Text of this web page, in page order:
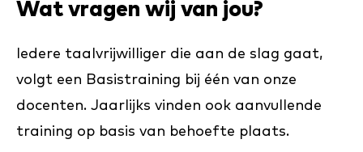
Wat vragen wij van jou?
Iedere taalvrijwilliger die aan de slag gaat,
volgt een Basistraining bij één van onze
docenten. Jaarlijks vinden ook aanvullende
training op basis van behoefte plaats.